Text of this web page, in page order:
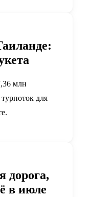
млн
для
дорога,
в июле